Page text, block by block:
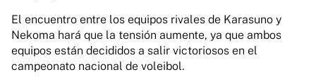
El encuentro entre los equipos rivales de Karasuno y
Nekoma hará que la tensión aumente, ya que ambos
equipos están decididos a salir victoriosos en el
campeonato nacional de voleibol.